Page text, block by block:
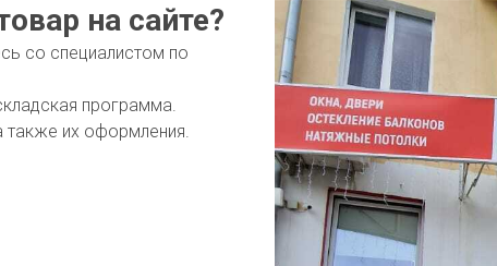
на сайте?
со специалистом по
программа.
их оформления.